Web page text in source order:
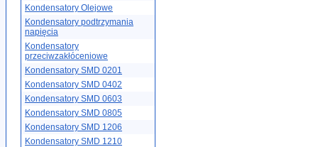
Kondensatory Olejowe
Kondensatory podtrzymania
napięcia
Kondensatory
przeciwzakłóceniowe
Kondensatory SMD 0201
Kondensatory SMD 0402
Kondensatory SMD 0603
Kondensatory SMD 0805
Kondensatory SMD 1206
Kondensatory SMD 1210